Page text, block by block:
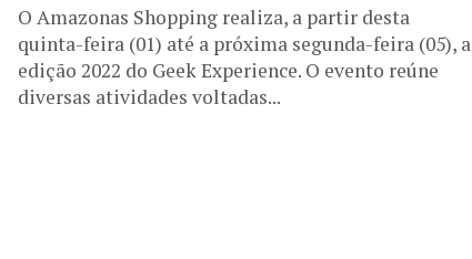
O Amazonas Shopping realiza, a partir desta
quinta-feira (01) até a próxima segunda-feira (05), a
edição 2022 do Geek Experience. O evento reúne
diversas atividades voltadas...